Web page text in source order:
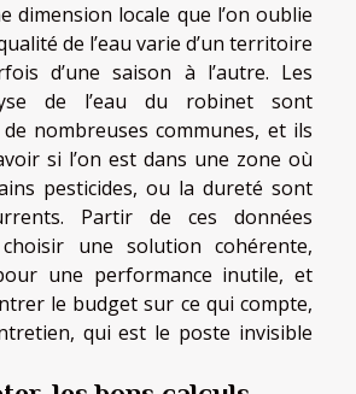
dimension locale que l’on oublie
de l’eau varie d’un territoire
d’une saison à l’autre. Les
de l’eau du robinet sont
nombreuses communes, et ils
si l’on est dans une zone où
pesticides, ou la dureté sont
Partir de ces données
une solution cohérente,
une performance inutile, et
le budget sur ce qui compte,
qui est le poste invisible